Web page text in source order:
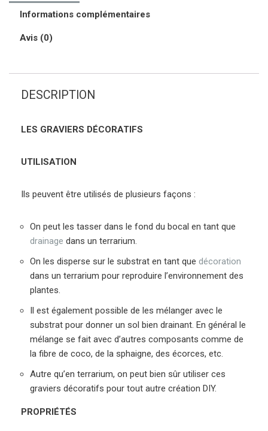
Informations complémentaires
Avis (0)
DESCRIPTION
LES GRAVIERS DÉCORATIFS
UTILISATION
Ils peuvent être utilisés de plusieurs façons :
On peut les tasser dans le fond du bocal en tant que
drainage dans un terrarium.
On les disperse sur le substrat en tant que décoration
dans un terrarium pour reproduire l’environnement des
plantes.
Il est également possible de les mélanger avec le
substrat pour donner un sol bien drainant. En général le
mélange se fait avec d’autres composants comme de
la fibre de coco, de la sphaigne, des écorces, etc.
Autre qu’en terrarium, on peut bien sûr utiliser ces
graviers décoratifs pour tout autre création DIY.
PROPRIÉTÉS